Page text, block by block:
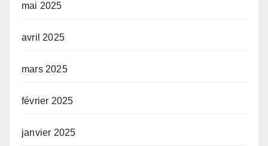
mai 2025
avril 2025
mars 2025
février 2025
janvier 2025